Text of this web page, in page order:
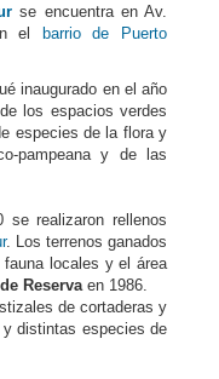
se encuentra en Av.
el barrio de Puerto
inaugurado en el año
los espacios verdes
especies de la flora y
pampeana y de las
se realizaron rellenos
. Los terrenos ganados
locales y el área
Reserva en 1986.
de cortaderas y
distintas especies de